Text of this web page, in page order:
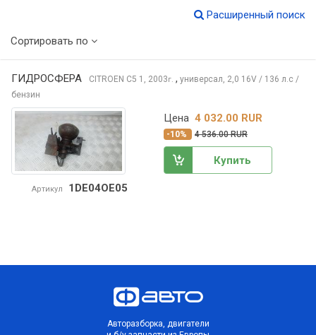
Расширенный поиск
Сортировать по
ГИДРОСФЕРА CITROEN C5 1, 2003г. , универсал, 2,0 16V / 136 л.с /
бензин
Артикул 1DE04OE05
Цена 4 032.00 RUR
-10% 4 536.00 RUR
Купить
Авторазборка, двигатели